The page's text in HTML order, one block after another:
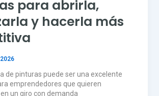
para abrirla,
y hacerla más
de pinturas puede ser una excelente
emprendedores que quieren
un giro con demanda